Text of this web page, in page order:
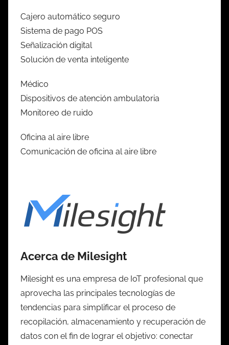
Cajero automático seguro
Sistema de pago POS
Señalización digital
Solución de venta inteligente
Médico
Dispositivos de atención ambulatoria
Monitoreo de ruido
Oficina al aire libre
Comunicación de oficina al aire libre
Acerca de Milesight
Milesight es una empresa de IoT profesional que
aprovecha las principales tecnologías de
tendencias para simplificar el proceso de
recopilación, almacenamiento y recuperación de
datos con el fin de lograr el objetivo: conectar